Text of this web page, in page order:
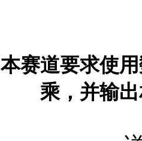
本赛道要求使
乘，并输